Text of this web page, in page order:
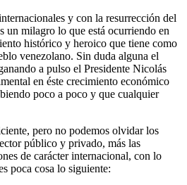
y con la resurrección del
un milagro lo que está ocurriendo en
histórico y heroico que tiene como
venezolano. Sin duda alguna el
a pulso el Presidente Nicolás
en éste crecimiento económico
poco a poco y que cualquier
pero no podemos olvidar los
público y privado, más las
de carácter internacional, con lo
poca cosa lo siguiente: